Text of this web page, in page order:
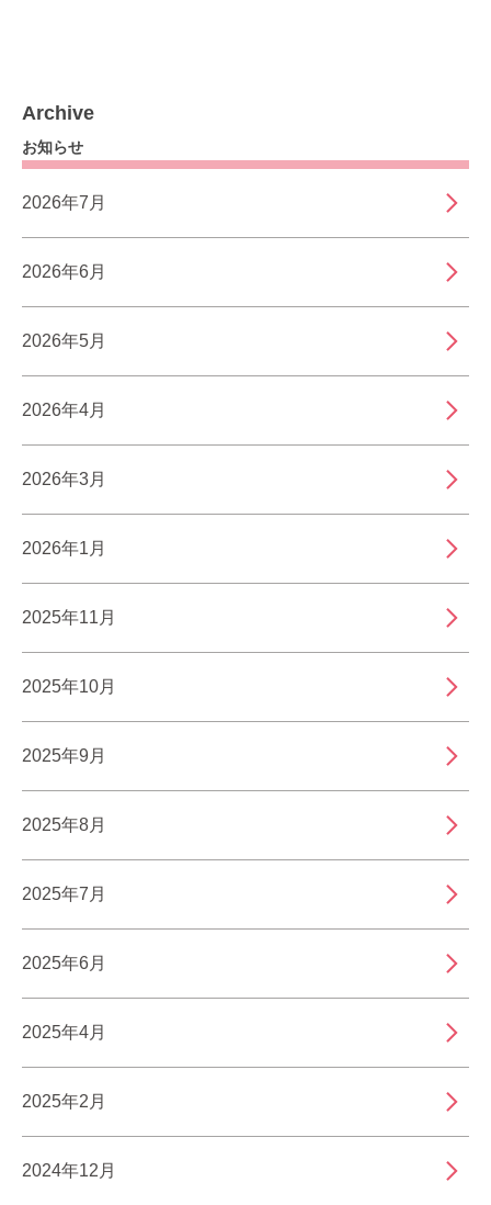
Archive
お知らせ
2026年7月
2026年6月
2026年5月
2026年4月
2026年3月
2026年1月
2025年11月
2025年10月
2025年9月
2025年8月
2025年7月
2025年6月
2025年4月
2025年2月
2024年12月